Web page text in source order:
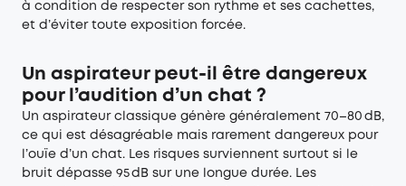
à condition de respecter son rythme et ses cachettes,
et d’éviter toute exposition forcée.
Un aspirateur peut-il être dangereux
pour l’audition d’un chat ?
Un aspirateur classique génère généralement 70–80 dB,
ce qui est désagréable mais rarement dangereux pour
l’ouïe d’un chat. Les risques surviennent surtout si le
bruit dépasse 95 dB sur une longue durée. Les